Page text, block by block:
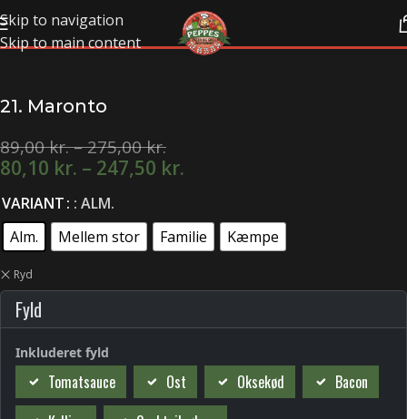
Skip to navigation
Skip to main content
21. Maronto
89,00kr. – 275,00kr.
80,10 kr. – 247,50 kr.
VARIANT : ALM.
Alm.
Mellem stor Familie Kæmpe
Ryd